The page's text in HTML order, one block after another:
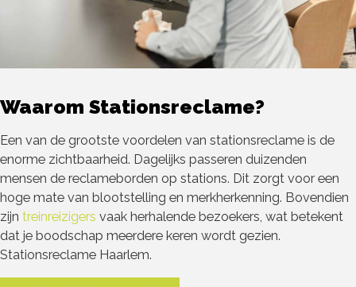
Waarom Stationsreclame?
Een van de grootste voordelen van stationsreclame is de
enorme zichtbaarheid. Dagelijks passeren duizenden
mensen de reclameborden op stations. Dit zorgt voor een
hoge mate van blootstelling en merkherkenning. Bovendien
zijn treinreizigers vaak herhalende bezoekers, wat betekent
dat je boodschap meerdere keren wordt gezien.
Stationsreclame Haarlem.